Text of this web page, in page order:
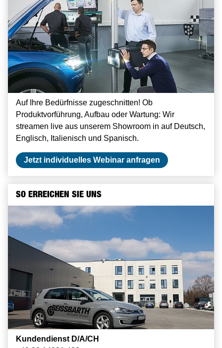
Auf Ihre Bedürfnisse zugeschnitten! Ob
Produktvorführung, Aufbau oder Wartung: Wir
streamen live aus unserem Showroom in auf Deutsch,
Englisch, Italienisch und Spanisch.
Jetzt individuelles Webinar anfragen
SO ERREICHEN SIE UNS
Kundendienst D/A/CH